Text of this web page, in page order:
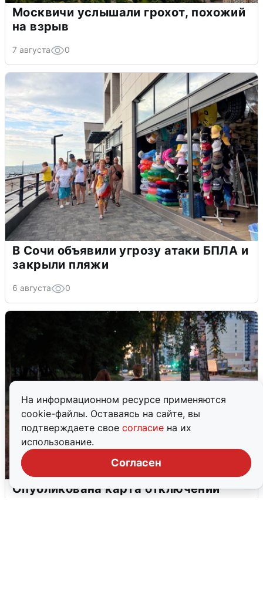
На информационном ресурсе применяются
cookie-файлы. Оставаясь на сайте, вы
подтверждаете свое согласие на их
использование.
Согласен
Москвичи услышали грохот, похожий
на взрыв
7 августа 0
В Сочи объявили угрозу атаки БПЛА и
закрыли пляжи
6 августа 0
Опубликована карта отключений